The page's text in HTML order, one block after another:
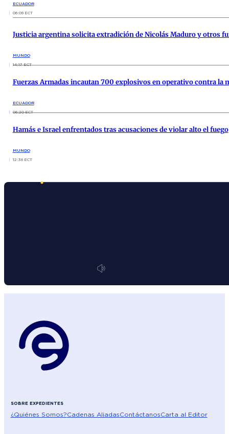
ECUADOR
06:09 ECT
Justicia argentina solicita extradición de Nicolás Maduro y otros
MUNDO
14:17 ECT
Fuerzas Armadas incautan 700 explosivos en operativo contra la
ECUADOR
06:20 ECT
Hamás e Israel enfrentados tras acusaciones de violar alto el fuego
MUNDO
12:36 ECT
SOBRE EXPEDIENTES
¿Quiénes Somos?Cadenas AliadasContáctanosCarta al Editor